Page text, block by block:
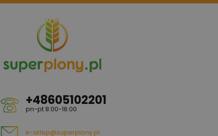
+48605102201
pn-pt 8:00-16:00
e-sklep@superplony.pl